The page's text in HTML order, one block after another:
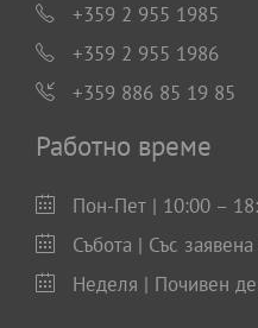
+359 2 955 1985
+359 2 955 1986
+359 886 85 19 85
Работно време
Пон-Пет | 10:00 –
Събота | Със
Неделя | Почивен